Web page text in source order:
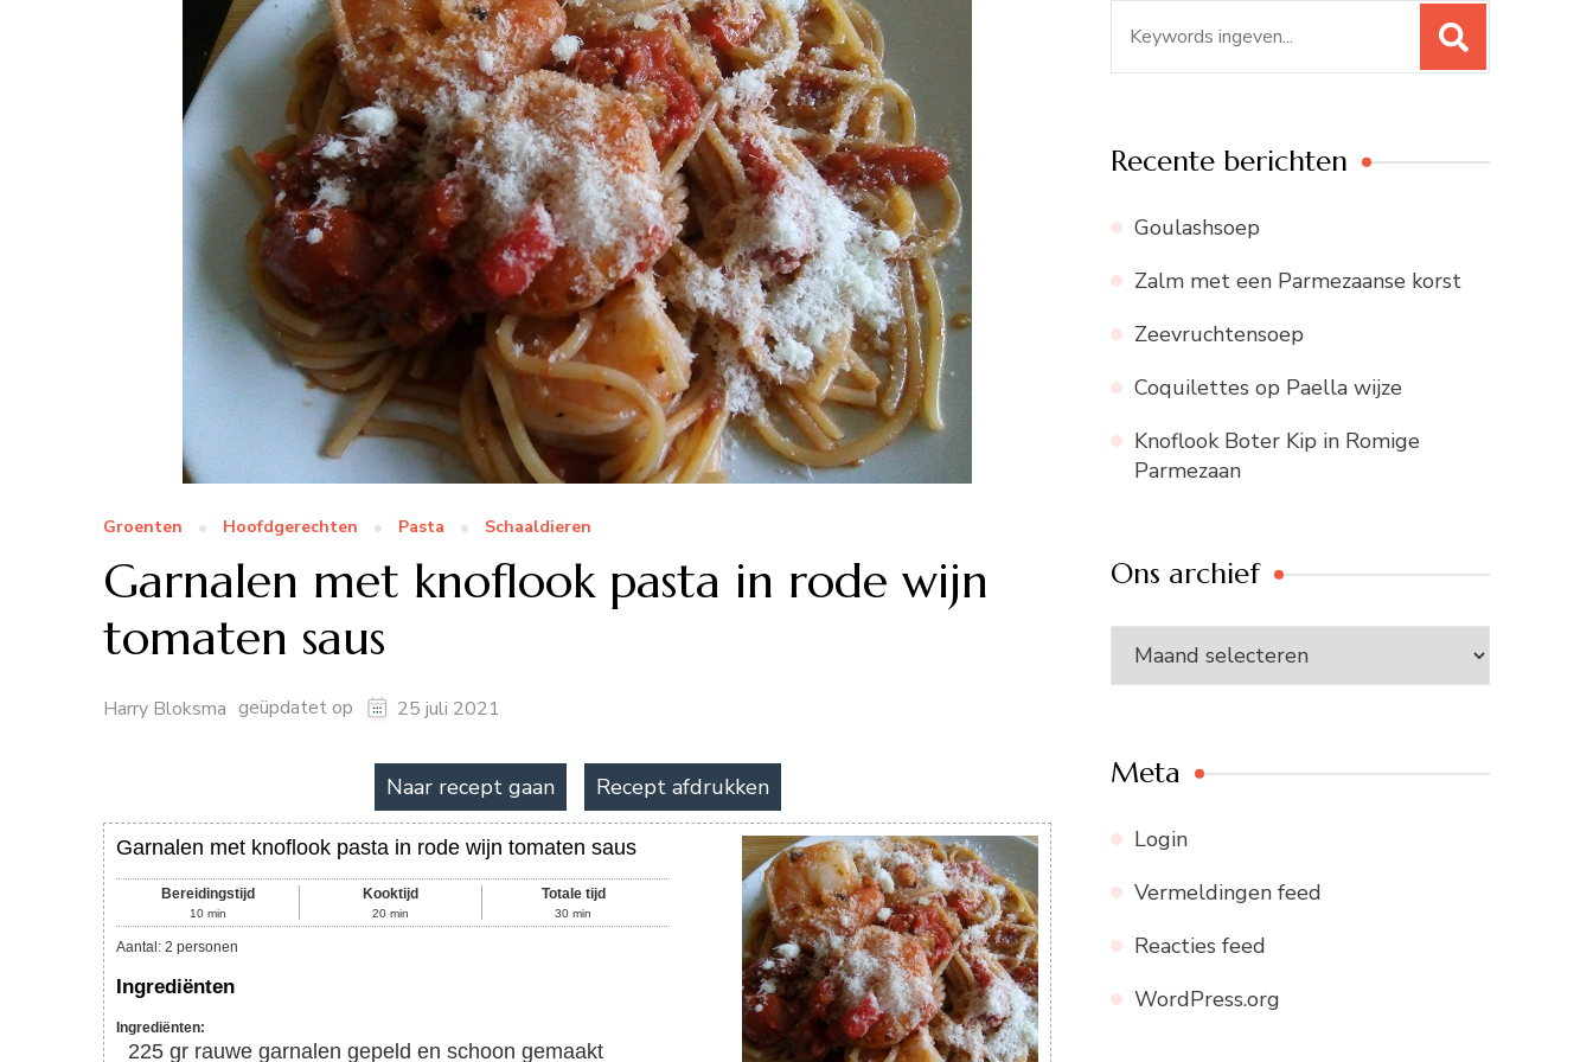
Groenten Hoofdgerechten Pasta Schaaldieren
Garnalen met knoflook pasta in rode wijn
tomaten saus
Harry Bloksma geüpdatet op 25 juli 2021
Naar recept gaan Recept afdrukken
Garnalen met knoflook pasta in rode wijn tomaten saus
Bereidingstijd
10 min
Kooktijd
20 min
Totale tijd
30 min
Aantal : 2 personen
Ingrediënten
Ingrediënten:
225 gr rauwe garnalen gepeld en schoon gemaakt
naar:
Recente berichten
Goulashsoep
Zalm met een Parmezaanse korst
Zeevruchtensoep
Coquilettes op Paella wijze
Knoflook Boter Kip in Romige
Parmezaan
Ons archief
Ons
archief
Meta
Login
Vermeldingen feed
Reacties feed
WordPress.org